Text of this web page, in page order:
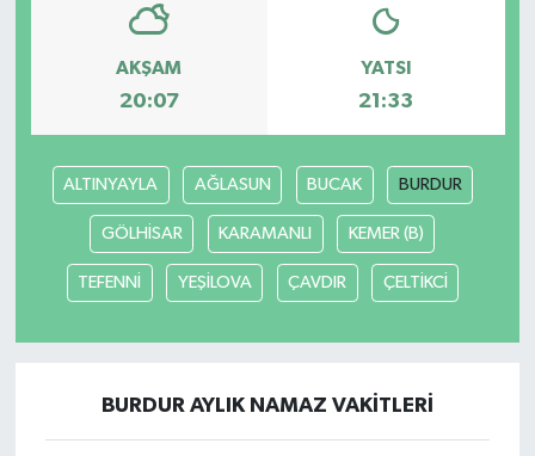
AKŞAM
20:07
YATSI
21:33
ALTINYAYLA AĞLASUN BUCAK BURDUR
GÖLHİSAR KARAMANLI KEMER (B)
TEFENNİ YEŞİLOVA ÇAVDIR ÇELTİKCİ
BURDUR AYLIK NAMAZ VAKITLERI